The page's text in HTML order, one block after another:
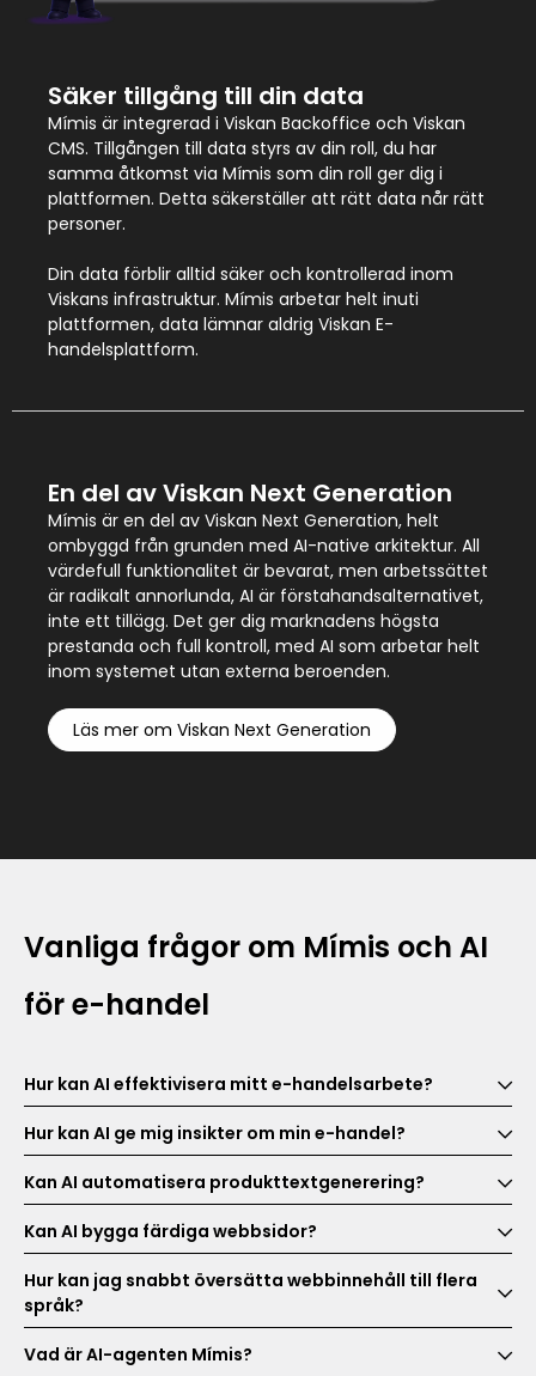
Säker tillgång till din data
Mímis är integrerad i Viskan Backoffice och Viskan
CMS. Tillgången till data styrs av din roll, du har
samma åtkomst via Mímis som din roll ger dig i
plattformen. Detta säkerställer att rätt data når rätt
personer.
Din data förblir alltid säker och kontrollerad inom
Viskans infrastruktur. Mímis arbetar helt inuti
plattformen, data lämnar aldrig Viskan E-
handelsplattform.
En del av Viskan Next Generation
Mímis är en del av Viskan Next Generation, helt
ombyggd från grunden med AI-native arkitektur. All
värdefull funktionalitet är bevarat, men arbetssättet
är radikalt annorlunda, AI är förstahandsalternativet,
inte ett tillägg. Det ger dig marknadens högsta
prestanda och full kontroll, med AI som arbetar helt
inom systemet utan externa beroenden.
Läs mer om Viskan Next Generation
Vanliga frågor om Mímis och AI
för e-handel
Hur kan AI effektivisera mitt e-handelsarbete?
Hur kan AI ge mig insikter om min e-handel?
Kan AI automatisera produkttextgenerering?
Kan AI bygga färdiga webbsidor?
Hur kan jag snabbt översätta webbinnehåll till flera
språk?
Vad är AI-agenten Mímis?